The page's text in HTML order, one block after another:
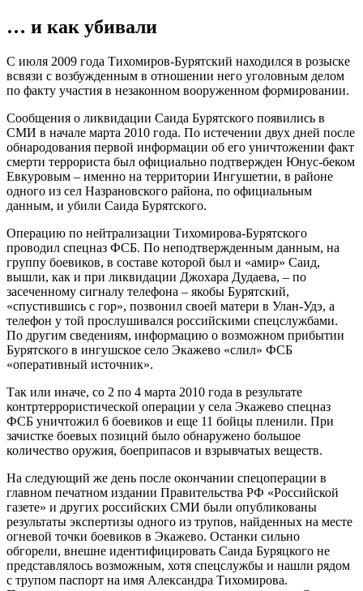
… и как убивали
С июля 2009 года Тихомиров-Бурятский находился в розыске
всвязи с возбужденным в отношении него уголовным делом
по факту участия в незаконном вооруженном формировании.
Сообщения о ликвидации Саида Бурятского появились в
СМИ в начале марта 2010 года. По истечении двух дней после
обнародования первой информации об его уничтожении факт
смерти террориста был официально подтвержден Юнус-беком
Евкуровым – именно на территории Ингушетии, в районе
одного из сел Назрановского района, по официальным
данным, и убили Саида Бурятского.
Операцию по нейтрализации Тихомирова-Бурятского
проводил спецназ ФСБ. По неподтвержденным данным, на
группу боевиков, в составе которой был и «амир» Саид,
вышли, как и при ликвидации Джохара Дудаева, – по
засеченному сигналу телефона – якобы Бурятский,
«спустившись с гор», позвонил своей матери в Улан-Удэ, а
телефон у той прослушивался российскими спецслужбами.
По другим сведениям, информацию о возможном прибытии
Бурятского в ингушское село Экажево «слил» ФСБ
«оперативный источник».
Так или иначе, со 2 по 4 марта 2010 года в результате
контртеррористической операции у села Экажево спецназ
ФСБ уничтожил 6 боевиков и еще 11 бойцы пленили. При
зачистке боевых позиций было обнаружено большое
количество оружия, боеприпасов и взрывчатых веществ.
На следующий же день после окончании спецоперации в
главном печатном издании Правительства РФ «Российской
газете» и других российских СМИ были опубликованы
результаты экспертизы одного из трупов, найденных на месте
огневой точки боевиков в Экажево. Останки сильно
обгорели, внешне идентифицировать Саида Буряцкого не
представлялось возможным, хотя спецслужбы и нашли рядом
с трупом паспорт на имя Александра Тихомирова.